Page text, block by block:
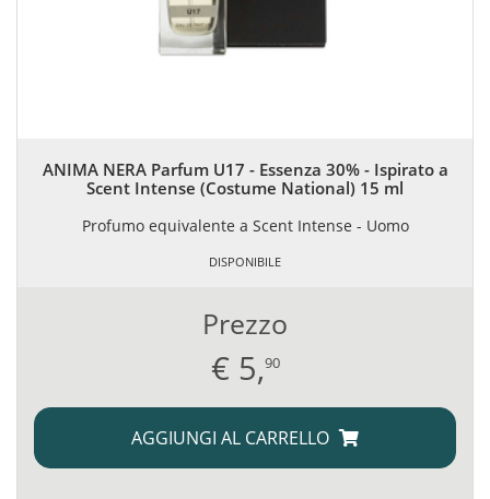
ANIMA NERA Parfum U17 - Essenza 30% - Ispirato a
Scent Intense (Costume National) 15 ml
Profumo equivalente a Scent Intense - Uomo
DISPONIBILE
Prezzo
€ 5,90
AGGIUNGI AL CARRELLO